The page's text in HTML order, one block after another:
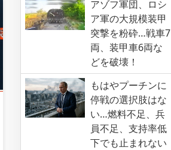
アゾフ軍団、ロシ
ア軍の大規模装甲
突撃を粉砕…戦車7
両、装甲車6両な
どを破壊！
もはやプーチンに
停戦の選択肢はな
い…燃料不足、兵
員不足、支持率低
下でも止まれない